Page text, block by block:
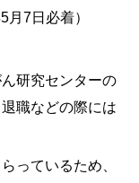
7日必着）
研究センターの
職などの際には
っているため、